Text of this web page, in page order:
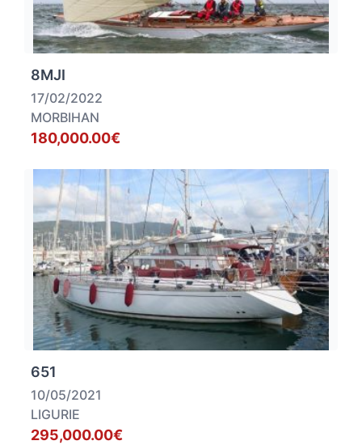
8MJI
17/02/2022
MORBIHAN
180,000.00€
651
10/05/2021
LIGURIE
295,000.00€